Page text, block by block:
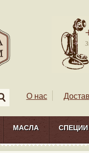
О нас
МАСЛА СПЕЦИИ